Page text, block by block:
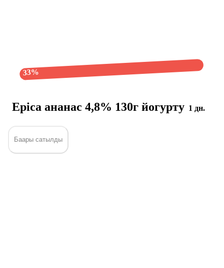
Epica ананас 4,8% 130г йогурту 1 дн.
33%
Баары сатылды